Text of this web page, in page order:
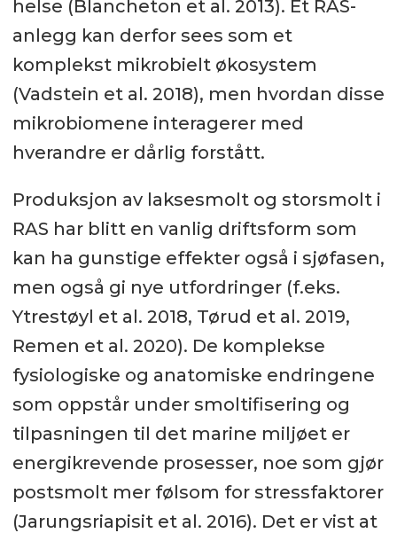
helse (Blancheton et al. 2013). Et RAS-
anlegg kan derfor sees som et
komplekst mikrobielt økosystem
(Vadstein et al. 2018), men hvordan disse
mikrobiomene interagerer med
hverandre er dårlig forstått.
Produksjon av laksesmolt og storsmolt i
RAS har blitt en vanlig driftsform som
kan ha gunstige effekter også i sjøfasen,
men også gi nye utfordringer (f.eks.
Ytrestøyl et al. 2018, Tørud et al. 2019,
Remen et al. 2020). De komplekse
fysiologiske og anatomiske endringene
som oppstår under smoltifisering og
tilpasningen til det marine miljøet er
energikrevende prosesser, noe som gjør
postsmolt mer følsom for stressfaktorer
(Jarungsriapisit et al. 2016). Det er vist at